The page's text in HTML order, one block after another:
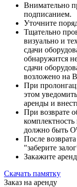
Внимательно
подписанием.
Уточните
Тщательно
визуально и
сдачи
обнаружится
сдачи
возложено на
При
этом
аренды и
При возврате
должно быть
После
"заберите
Закажите
Скачать памятку
Заказ на аренду